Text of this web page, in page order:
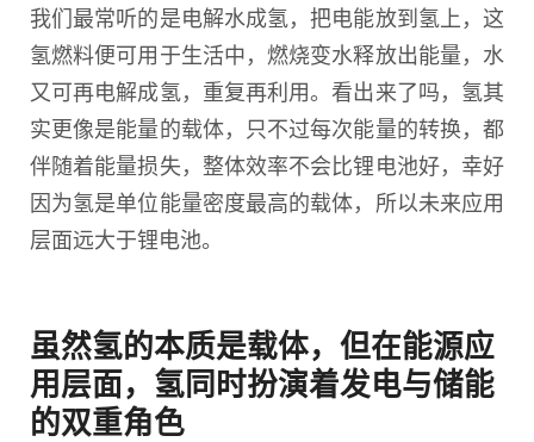
我们最常听的是电解水成氢，把电能放到氢上，这
氢燃料便可用于生活中，燃烧变水释放出能量，水
又可再电解成氢，重复再利用。看出来了吗，氢其
实更像是能量的载体，只不过每次能量的转换，都
伴随着能量损失，整体效率不会比锂电池好，幸好
因为氢是单位能量密度最高的载体，所以未来应用
层面远大于锂电池。
虽然氢的本质是载体，但在能源应
用层面，氢同时扮演着发电与储能
的双重角色